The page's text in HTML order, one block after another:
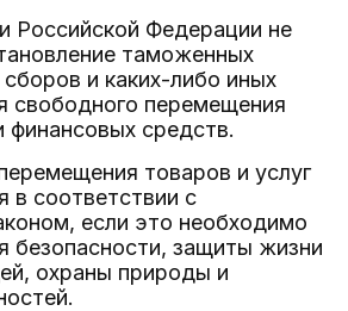
Российской Федерации не
таможенных
и каких-либо иных
свободного перемещения
финансовых средств.
товаров и услуг
в соответствии с
если это необходимо
безопасности, защиты жизни
охраны природы и